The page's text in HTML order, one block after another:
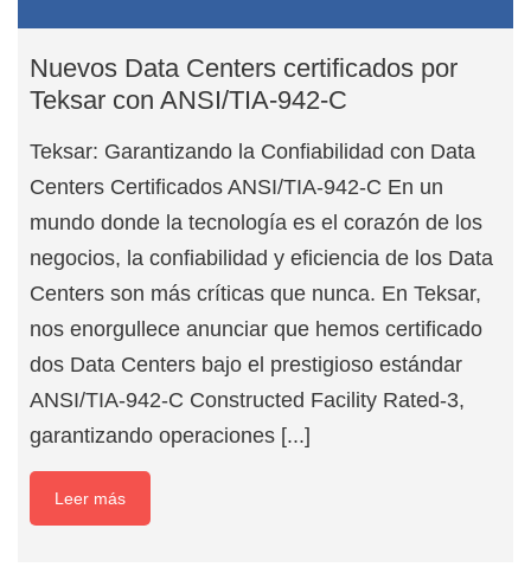
Nuevos Data Centers certificados por
Teksar con ANSI/TIA-942-C
Teksar: Garantizando la Confiabilidad con Data
Centers Certificados ANSI/TIA-942-C En un
mundo donde la tecnología es el corazón de los
negocios, la confiabilidad y eficiencia de los Data
Centers son más críticas que nunca. En Teksar,
nos enorgullece anunciar que hemos certificado
dos Data Centers bajo el prestigioso estándar
ANSI/TIA-942-C Constructed Facility Rated-3,
garantizando operaciones [...]
Leer más